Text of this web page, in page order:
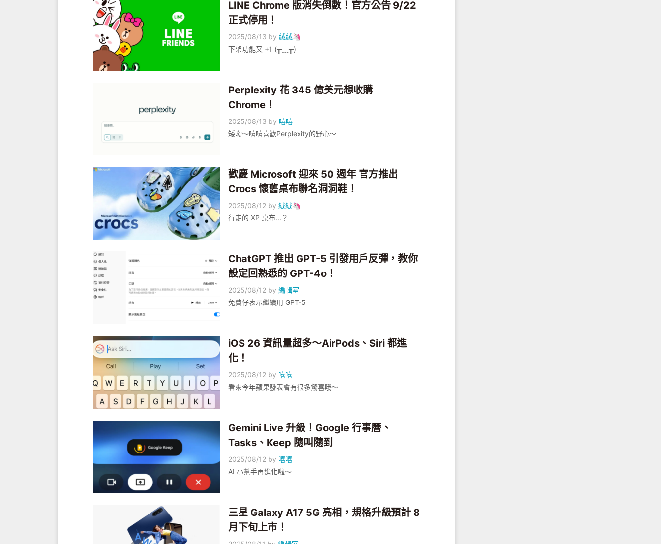
LINE Chrome 版消失倒數！官方公告 9/22
正式停用！
2025/08/13 by絨絨🦄
下架功能又 +1 (╥﹏╥)
Perplexity 花 345 億美元想收購
Chrome！
2025/08/13 by 嘻嘻
矮呦～嘻嘻喜歡Perplexity的野心～
歡慶 Microsoft 迎來 50 週年 官方推出
Crocs 懷舊桌布聯名洞洞鞋！
2025/08/12 by絨絨🦄
行走的 XP 桌布...？
ChatGPT 推出 GPT-5 引發用戶反彈，教你
設定回熟悉的 GPT-4o！
2025/08/12 by編輯室
免費仔表示繼續用 GPT-5
iOS 26 資訊量超多～AirPods、Siri 都進
化！
2025/08/12 by 嘻嘻
看來今年蘋果發表會有很多驚喜哦～
Gemini Live 升級！Google 行事曆、
Tasks、Keep 隨叫隨到
2025/08/12 by 嘻嘻
AI 小幫手再進化啦～
三星 Galaxy A17 5G 亮相，規格升級預計 8
月下旬上市！